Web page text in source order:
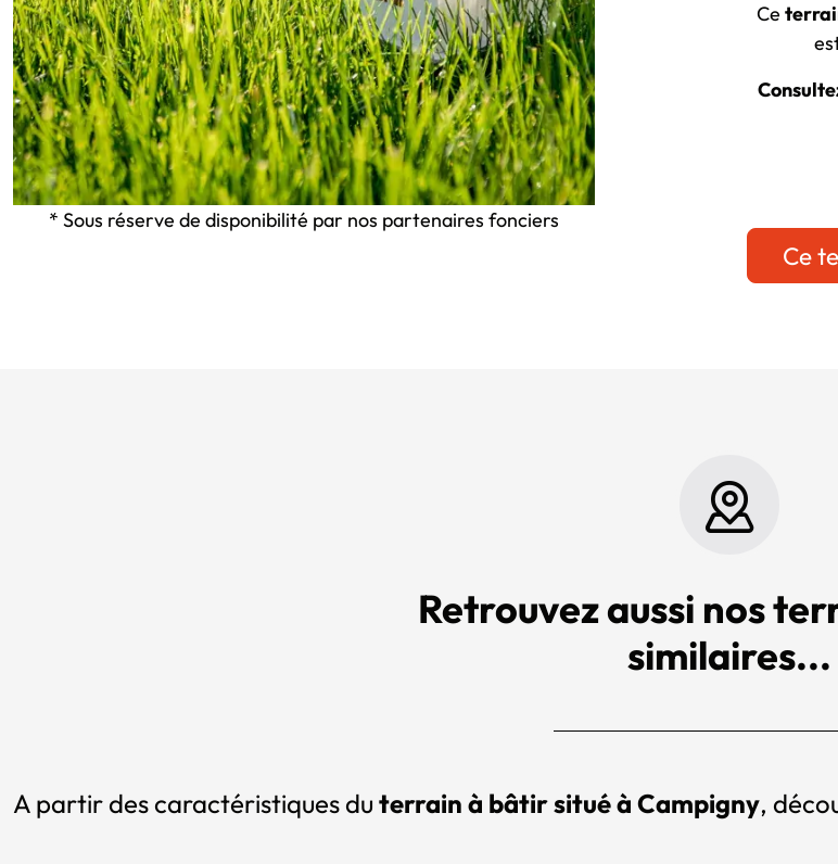
Ce
Ce
* Sous réserve de disponibilité par nos partenaires fonciers
Retrouvez aussi nos
similaires...
A partir des caractéristiques du terrain à bâtir situé à Campigny,